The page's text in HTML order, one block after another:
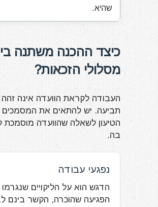
שהיא.
כיצד ההכנה משתנה
מסלולי הזכאות?
העבודה לקראת הוועדה אינה
תביעה. יש להתאים את המסמכים
הטיעון לשאלה שהוועדה מוסמכת
בה.
נפגעי עבודה
הדגש הוא על הליקויים
הפגיעה שהוכרה, הקשר בינם